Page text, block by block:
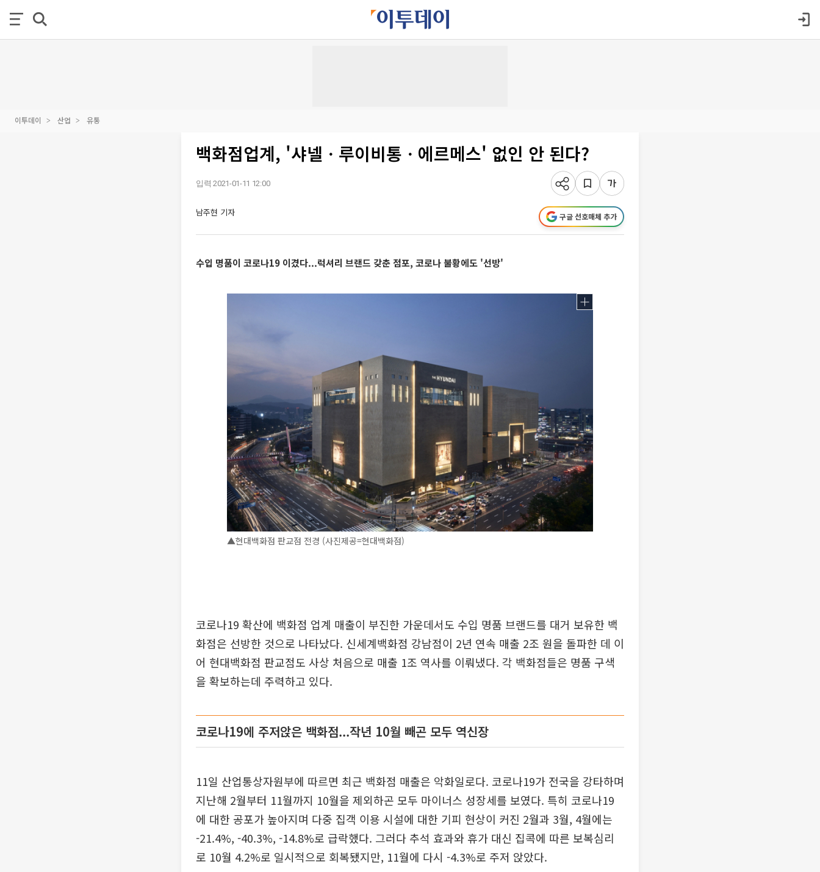
이투데이 산업 유통
백화점업계, '샤넬ㆍ루이비통ㆍ에르메스' 없인 안 된다?
입력 2021-01-11 12:00
남주현 기자 구글 선호매체 추가
수입 명품이 코로나19 이겼다...럭셔리 브랜드 갖춘 점포, 코로나 불황에도 '선방'
▲현대백화점 판교점 전경 (사진제공=현대백화점)
코로나19 확산에 백화점 업계 매출이 부진한 가운데서도 수입 명품 브랜드를 대거 보유한 백
화점은 선방한 것으로 나타났다. 신세계백화점 강남점이 2년 연속 매출 2조 원을 돌파한 데 이
어 현대백화점 판교점도 사상 처음으로 매출 1조 역사를 이뤄냈다. 각 백화점들은 명품 구색
을 확보하는데 주력하고 있다.
코로나19에 주저앉은 백화점...작년 10월 빼곤 모두 역신장
11일 산업통상자원부에 따르면 최근 백화점 매출은 악화일로다. 코로나19가 전국을 강타하며
지난해 2월부터 11월까지 10월을 제외하곤 모두 마이너스 성장세를 보였다. 특히 코로나19
에 대한 공포가 높아지며 다중 집객 이용 시설에 대한 기피 현상이 커진 2월과 3월, 4월에는
-21.4%, -40.3%, -14.8%로 급락했다. 그러다 추석 효과와 휴가 대신 집콕에 따른 보복심리
로 10월 4.2%로 일시적으로 회복됐지만, 11월에 다시 -4.3%로 주저 앉았다.